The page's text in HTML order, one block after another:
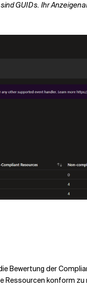
GUIDs. Ihr
Bewertung der
konform zu